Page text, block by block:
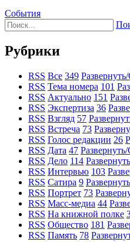
События
Рубрики
RSS Все 349
RSS Тема номера 101
RSS Актуально 151
RSS Экспертиза 36
RSS Взгляд 57
RSS Встреча 73
RSS Голос редакции 26
RSS Дата 47
RSS Дело 114
RSS Интервью 103
RSS Сатира 9
RSS Портрет 73
RSS Масс-медиа 44
RSS На книжной полке
RSS Общество 181
RSS Память 78